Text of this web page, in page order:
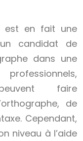
est en fait une
candidat de
dans une
faire
de
Cependant,
niveau à l’aide